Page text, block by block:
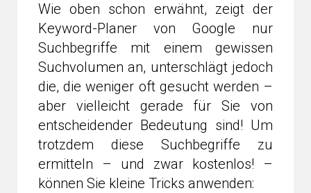
Wie oben schon erwähnt, zeigt der
Keyword-Planer von Google nur
Suchbegriffe mit einem gewissen
Suchvolumen an, unterschlägt jedoch
die, die weniger oft gesucht werden –
aber vielleicht gerade für Sie von
entscheidender Bedeutung sind! Um
trotzdem diese Suchbegriffe zu
ermitteln – und zwar kostenlos! –
können Sie kleine Tricks anwenden: